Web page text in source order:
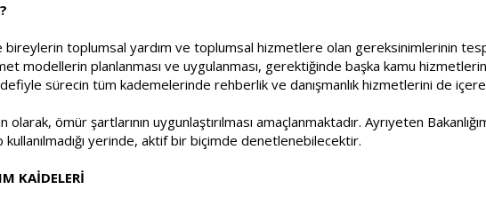
bireylerin toplumsal yardım ve toplumsal hizmetlere olan gereksinimlerinin
modellerin planlanması ve uygulanması, gerektiğinde başka kamu
sürecin tüm kademelerinde rehberlik ve danışmanlık hizmetlerini de
olarak, ömür şartlarının uygunlaştırılması amaçlanmaktadır. Ayrıyeten
kullanılmadığı yerinde, aktif bir biçimde denetlenebilecektir.
KAİDELERİ